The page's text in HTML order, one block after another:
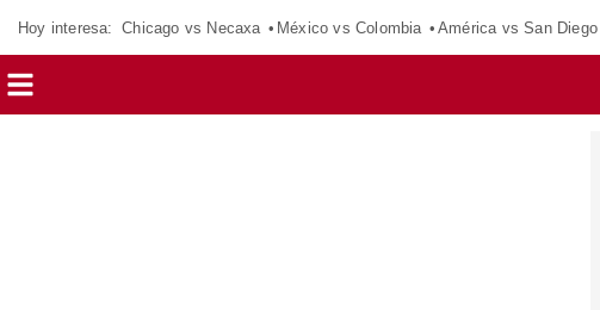
Hoy interesa: Chicago vs Necaxa México vs Colombia América vs San Diego